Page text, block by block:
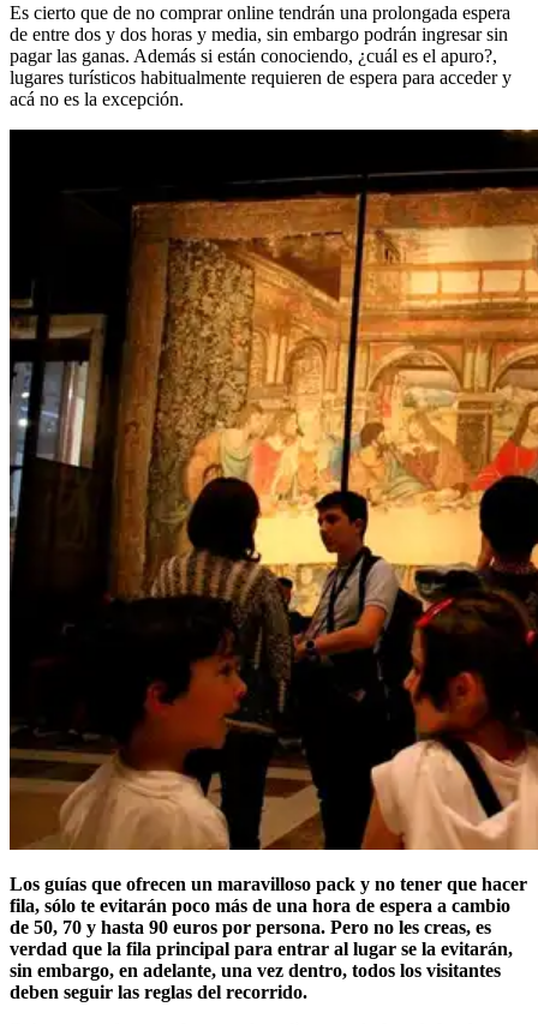
Es cierto que de no comprar online tendrán una prolongada espera
de entre dos y dos horas y media, sin embargo podrán ingresar sin
pagar las ganas. Además si están conociendo, ¿cuál es el apuro?,
lugares turísticos habitualmente requieren de espera para acceder y
acá no es la excepción.
Los guías que ofrecen un maravilloso pack y no tener que hacer
fila, sólo te evitarán poco más de una hora de espera a cambio
de 50, 70 y hasta 90 euros por persona. Pero no les creas, es
verdad que la fila principal para entrar al lugar se la evitarán,
sin embargo, en adelante, una vez dentro, todos los visitantes
deben seguir las reglas del recorrido.